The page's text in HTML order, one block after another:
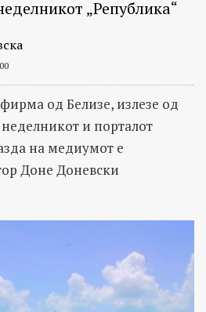
„Република“
од Белизе, излезе од
и порталот
на медиумот е
Доне Доневски